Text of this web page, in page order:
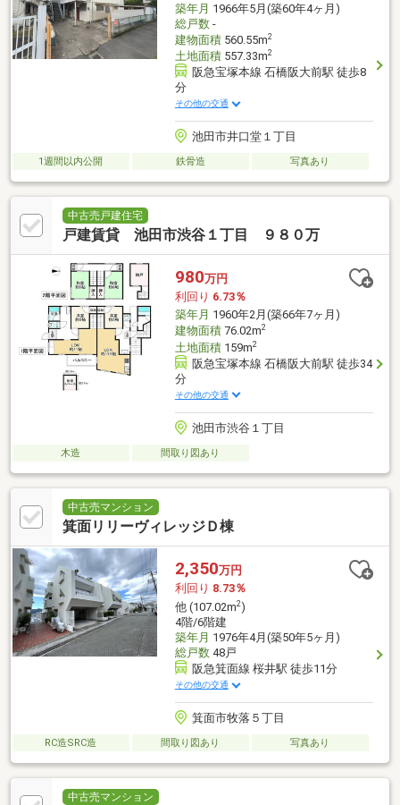
築年月 1966年5月(築60年4ヶ月)
総戸数-
建物面積560.55m2
土地面積557.33m2
阪急宝塚本線 石橋阪大前駅 徒歩8
分
その他の交通
池田市井口堂１丁目
1週間以内公開 鉄骨造 写真あり
中古売戸建住宅
戸建賃貸 池田市渋谷１丁目 ９８０万
980万円
利回り 6.73％
築年月 1960年2月(築66年7ヶ月)
建物面積76.02m2
土地面積159m2
阪急宝塚本線 石橋阪大前駅 徒歩34
分
その他の交通
池田市渋谷１丁目
木造 間取り図あり
中古売マンション
箕面リリーヴィレッジＤ棟
2,350万円
利回り 8.73％
他 (107.02m2)
4階/6階建
築年月 1976年4月(築50年5ヶ月)
総戸数48戸
阪急箕面線 桜井駅 徒歩11分
その他の交通
箕面市牧落５丁目
RC造SRC造 間取り図あり 写真あり
中古売マンション